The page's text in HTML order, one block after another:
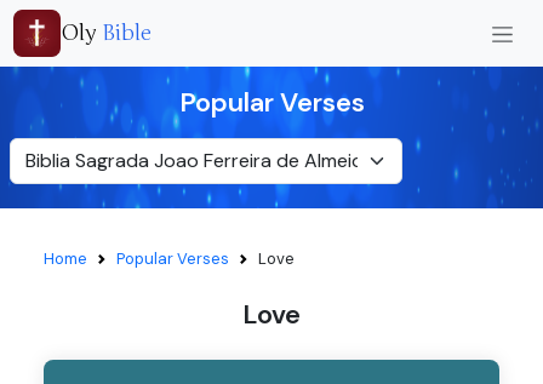
Oly Bible
Popular Verses
Home Popular Verses Love
Love